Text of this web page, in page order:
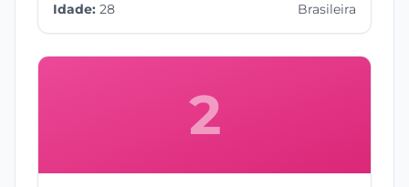
Idade: 28 Brasileira
2